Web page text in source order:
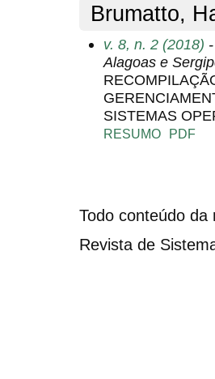
Brumatto,
v. 8, n. 2 (2018)
Alagoas e
SISTEMAS
RESUMO PDF
Todo conteúdo
Revista de